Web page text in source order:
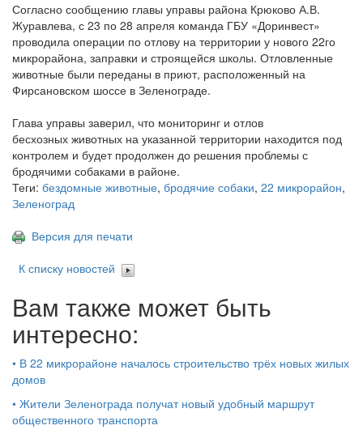
Согласно сообщению главы управы района Крюково А.В.
Журавлева, с 23 по 28 апреля команда ГБУ «Доринвест»
проводила операции по отлову на территории у нового 22го
микрорайона, заправки и строящейся школы. Отловленные
животные были переданы в приют, расположенный на
Фирсановском шоссе в Зеленограде.
Глава управы заверил, что мониторинг и отлов
бесхозных животных на указанной территории находится под
контролем и будет продолжен до решения проблемы с
бродячими собаками в районе.
Теги: бездомные животные, бродячие собаки, 22 микрорайон,
Зеленоград
Версия для печати
К списку новостей
Вам также может быть
интересно:
• В 22 микрорайоне началось строительство трёх новых жилых
домов
• Жители Зеленограда получат новый удобный маршрут
общественного транспорта